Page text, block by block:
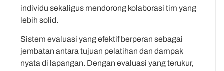
individu sekaligus mendorong kolaborasi tim yang
lebih solid.
Sistem evaluasi yang efektif berperan sebagai
jembatan antara tujuan pelatihan dan dampak
nyata di lapangan. Dengan evaluasi yang terukur,